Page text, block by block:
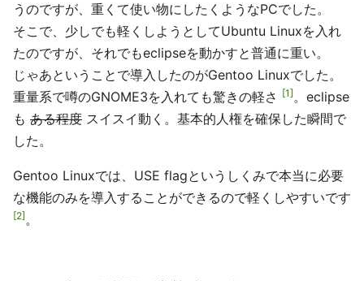
うのですが、重くて使い物にしたくようなPCでした。
そこで、少しでも軽くしようとしてUbuntu Linuxを入れ
たのですが、それでもeclipseを動かすと普通に重い。
じゃあということで導入したのがGentoo Linuxでした。
重量系で噂のGNOME3を入れても驚きの軽さ
1 。eclipse
も ある程度 スイスイ動く。基本的人権を確保した瞬間で
した。
Gentoo Linuxでは、USE flagというしくみで本当に必要
な機能のみを導入することができるので軽くしやすいです
2 。